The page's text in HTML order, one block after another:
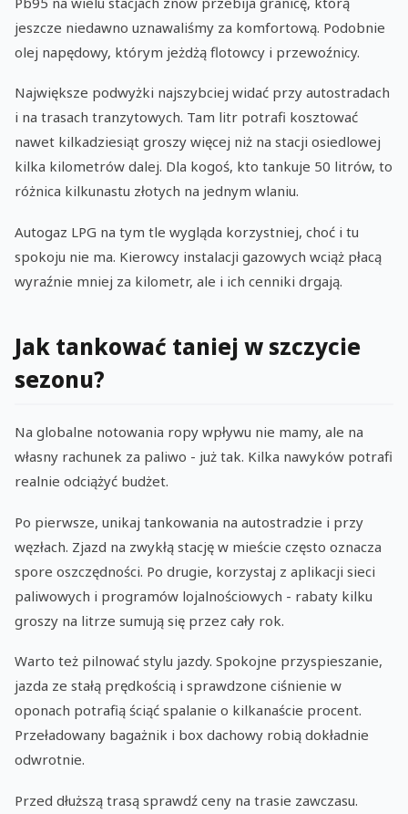
jeszcze niedawno uznawaliśmy za komfortową. Podobnie
olej napędowy, którym jeżdżą flotowcy i przewoźnicy.
Największe podwyżki najszybciej widać przy autostradach
i na trasach tranzytowych. Tam litr potrafi kosztować
nawet kilkadziesiąt groszy więcej niż na stacji osiedlowej
kilka kilometrów dalej. Dla kogoś, kto tankuje 50 litrów, to
różnica kilkunastu złotych na jednym wlaniu.
Autogaz LPG na tym tle wygląda korzystniej, choć i tu
spokoju nie ma. Kierowcy instalacji gazowych wciąż płacą
wyraźnie mniej za kilometr, ale i ich cenniki drgają.
Jak tankować taniej w szczycie
sezonu?
Na globalne notowania ropy wpływu nie mamy, ale na
własny rachunek za paliwo - już tak. Kilka nawyków potrafi
realnie odciążyć budżet.
Po pierwsze, unikaj tankowania na autostradzie i przy
węzłach. Zjazd na zwykłą stację w mieście często oznacza
spore oszczędności. Po drugie, korzystaj z aplikacji sieci
paliwowych i programów lojalnościowych - rabaty kilku
groszy na litrze sumują się przez cały rok.
Warto też pilnować stylu jazdy. Spokojne przyspieszanie,
jazda ze stałą prędkością i sprawdzone ciśnienie w
oponach potrafią ściąć spalanie o kilkanaście procent.
Przeładowany bagażnik i box dachowy robią dokładnie
odwrotnie.
Przed dłuższą trasą sprawdź ceny na trasie zawczasu.